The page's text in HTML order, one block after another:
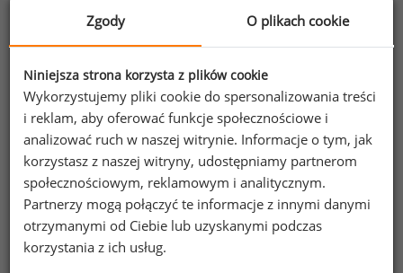
benefitów.
Jeżeli posiadasz dostęp, do pełnego raportu
jednego z powyższych stanowisk możesz za
jego pomocą sprawdzić raporty dla
pozostałych.
Wykorzystaj kod
Aby otrzymać darmowy kod dostępu weź udział
wOgólnopolskim Badaniu Wynagrodzeń.
Zgody O plikach cookie
Niniejsza strona korzysta z plików cookie
Wykorzystujemy pliki cookie do spersonalizowania treści
i reklam, aby oferować funkcje społecznościowe i
analizować ruch w naszej witrynie. Informacje o tym, jak
korzystasz z naszej witryny, udostępniamy partnerom
społecznościowym, reklamowym i analitycznym.
Partnerzy mogą połączyć te informacje z innymi danymi
otrzymanymi od Ciebie lub uzyskanymi podczas
korzystania z ich usług.